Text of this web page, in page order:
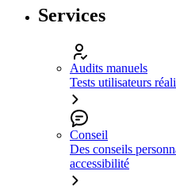
Services
Audits manuels
Tests utilisateurs
Conseil
Des conseils
accessibilité